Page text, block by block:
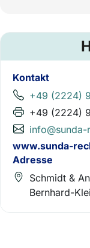
Kontakt
+49 (2224)
+49 (2224)
www.sunda-
Adresse
Schmidt &
Bernhard-